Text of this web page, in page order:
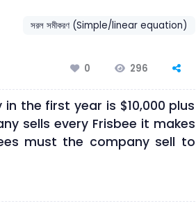
সরল সমীকরণ (Simple/linear equation)
0
296
the first year is $10,000 plus
sells every Frisbee it makes
must the company sell to